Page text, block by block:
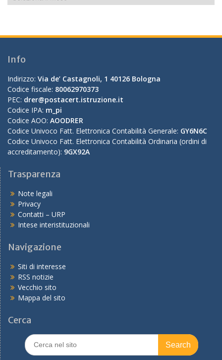
Info
Indirizzo: Via de’ Castagnoli, 1 40126 Bologna
Codice fiscale: 80062970373
PEC: drer@postacert.istruzione.it
Codice IPA: m_pi
Codice AOO: AOODRER
Codice Univoco Fatt. Elettronica Contabilità Generale: GY6N6C
Codice Univoco Fatt. Elettronica Contabilità Ordinaria (ordini di
accreditamento): 9GX92A
Trasparenza
Note legali
Privacy
Contatti – URP
Intese interistituzionali
Navigazione
Siti di interesse
RSS notizie
Vecchio sito
Mappa del sito
Cerca
Search
for: